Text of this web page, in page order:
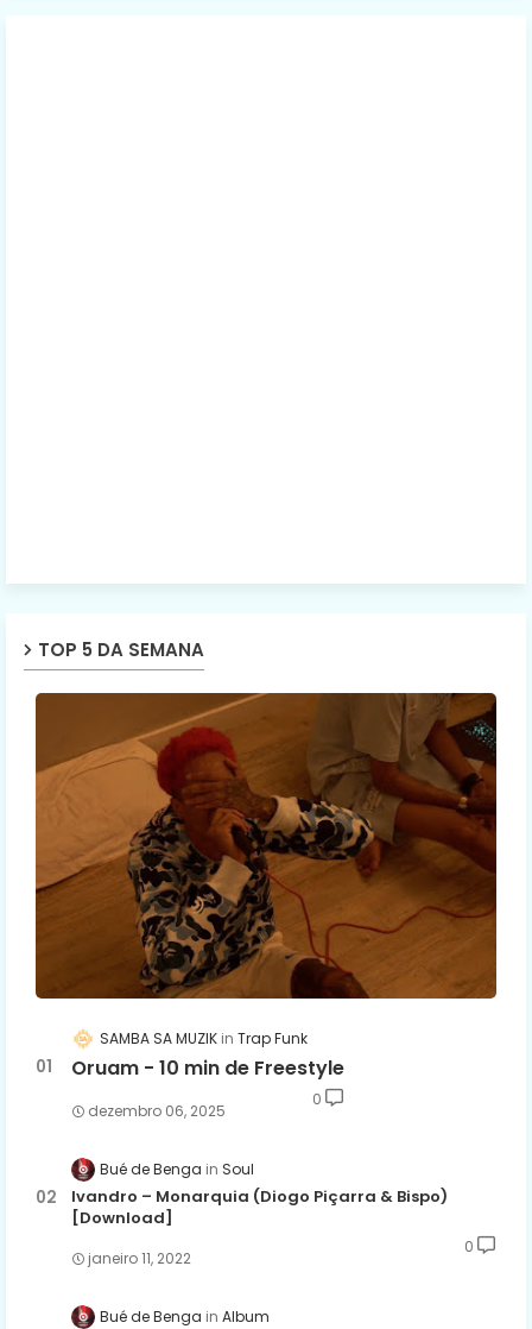
TOP 5 DA SEMANA
SAMBA SA MUZIK Trap Funk
Oruam - 10 min de Freestyle
dezembro 06, 2025
0
Bué de Benga Soul
Ivandro – Monarquia (Diogo Piçarra & Bispo)
[Download]
janeiro 11, 2022
0
Bué de Benga Album